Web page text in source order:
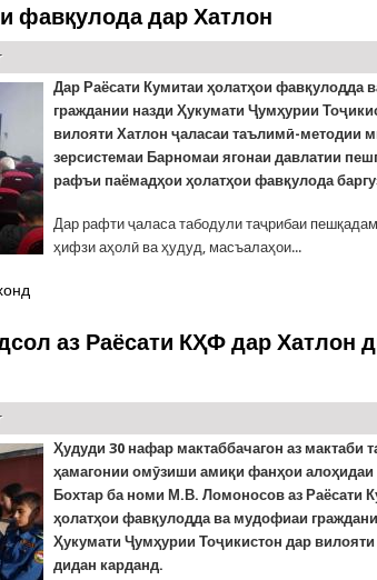
фавқулода дар Хатлон
Дар Раёсати Кумитаи ҳолатҳои фавқулодда
граждании назди Ҳукумати Ҷумҳурии
вилояти Хатлон ҷаласаи таълимӣ-методии
зерсистемаи Барномаи ягонаи давлатии
рафъи паёмадҳои ҳолатҳои фавқулода
Дар рафти ҷаласа табодули таҷрибаи
ҳифзи аҳолӣ ва ҳудуд, масъалаҳои...
ягонаи давлатии пешгирӣ ва рафъи
аз Раёсати КҲФ дар Хатлон
Ҳудуди 30 нафар мактаббачагон аз мактаби
ҳамагонии омӯзиши амиқи фанҳои
Бохтар ба номи М.В. Ломоносов аз Раёсати
ҳолатҳои фавқулодда ва мудофиаи
Ҳукумати Ҷумҳурии Тоҷикистон дар
дидан карданд.